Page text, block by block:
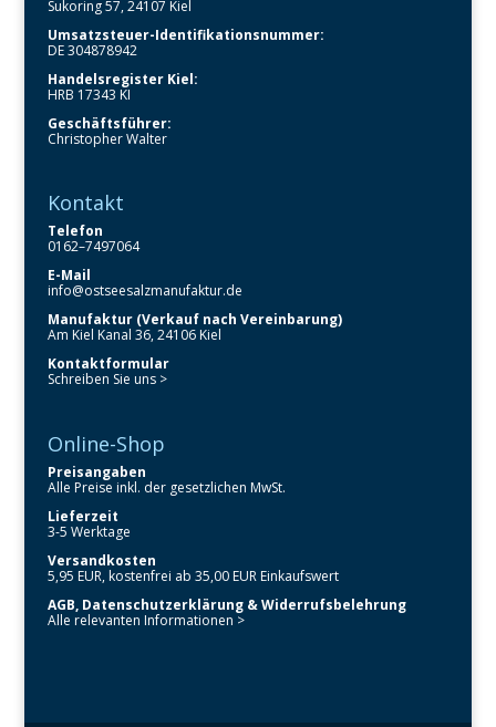
Sukoring 57, 24107 Kiel
Umsatzsteuer-Identifikationsnummer:
DE 304878942
Handelsregister Kiel:
HRB 17343 KI
Geschäftsführer:
Christopher Walter
Kontakt
Telefon
0162–7497064
E-Mail
info@ostseesalzmanufaktur.de
Manufaktur (Verkauf nach Vereinbarung)
Am Kiel Kanal 36, 24106 Kiel
Kontaktformular
Schreiben Sie uns >
Online-Shop
Preisangaben
Alle Preise inkl. der gesetzlichen MwSt.
Lieferzeit
3-5 Werktage
Versandkosten
5,95 EUR, kostenfrei ab 35,00 EUR Einkaufswert
AGB, Datenschutzerklärung & Widerrufsbelehrung
Alle relevanten Informationen >